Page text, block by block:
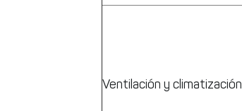
Ventilación y climatización